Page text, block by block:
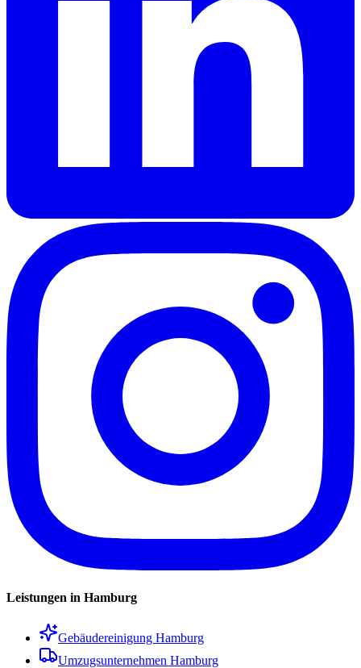
Leistungen in Hamburg
Gebäudereinigung Hamburg
Umzugsunternehmen Hamburg